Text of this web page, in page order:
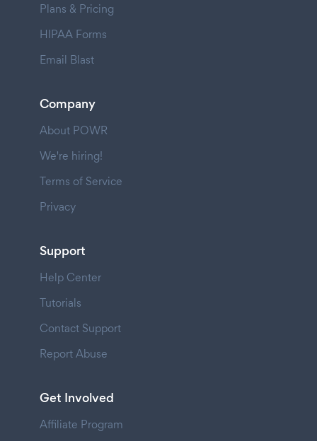
Plans & Pricing
HIPAA Forms
Email Blast
Company
About POWR
We're hiring!
Terms of Service
Privacy
Support
Help Center
Tutorials
Contact Support
Report Abuse
Get Involved
Affiliate Program